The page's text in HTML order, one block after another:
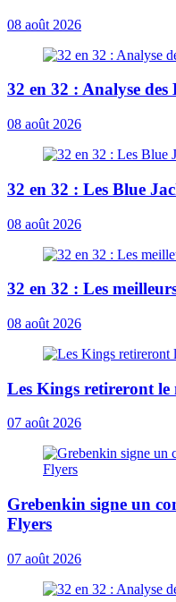
08 août 2026
32 en 32 : Analyse
08 août 2026
32 en 32 : Les Blue
08 août 2026
32 en 32 : Les
08 août 2026
Les Kings retireront
07 août 2026
Grebenkin signe un
Flyers
07 août 2026